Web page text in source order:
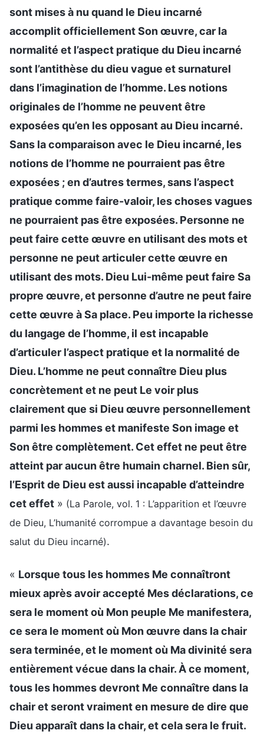
sont mises à nu quand le Dieu incarné
accomplit officiellement Son œuvre, car la
normalité et l’aspect pratique du Dieu incarné
sont l’antithèse du dieu vague et surnaturel
dans l’imagination de l’homme. Les notions
originales de l’homme ne peuvent être
exposées qu’en les opposant au Dieu incarné.
Sans la comparaison avec le Dieu incarné, les
notions de l’homme ne pourraient pas être
exposées ; en d’autres termes, sans l’aspect
pratique comme faire-valoir, les choses vagues
ne pourraient pas être exposées. Personne ne
peut faire cette œuvre en utilisant des mots et
personne ne peut articuler cette œuvre en
utilisant des mots. Dieu Lui-même peut faire Sa
propre œuvre, et personne d’autre ne peut faire
cette œuvre à Sa place. Peu importe la richesse
du langage de l’homme, il est incapable
d’articuler l’aspect pratique et la normalité de
Dieu. L’homme ne peut connaître Dieu plus
concrètement et ne peut Le voir plus
clairement que si Dieu œuvre personnellement
parmi les hommes et manifeste Son image et
Son être complètement. Cet effet ne peut être
atteint par aucun être humain charnel. Bien sûr,
l’Esprit de Dieu est aussi incapable d’atteindre
cet effet » (La Parole, vol. 1 : L’apparition et l’œuvre
de Dieu, L’humanité corrompue a davantage besoin du
salut du Dieu incarné).
« Lorsque tous les hommes Me connaîtront
mieux après avoir accepté Mes déclarations, ce
sera le moment où Mon peuple Me manifestera,
ce sera le moment où Mon œuvre dans la chair
sera terminée, et le moment où Ma divinité sera
entièrement vécue dans la chair. À ce moment,
tous les hommes devront Me connaître dans la
chair et seront vraiment en mesure de dire que
Dieu apparaît dans la chair, et cela sera le fruit.